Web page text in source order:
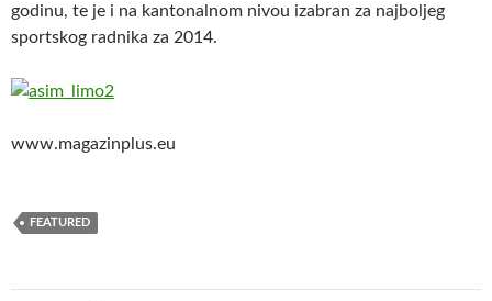
godinu, te je i na kantonalnom nivou izabran za najboljeg
sportskog radnika za 2014.
www.magazinplus.eu
FEATURED